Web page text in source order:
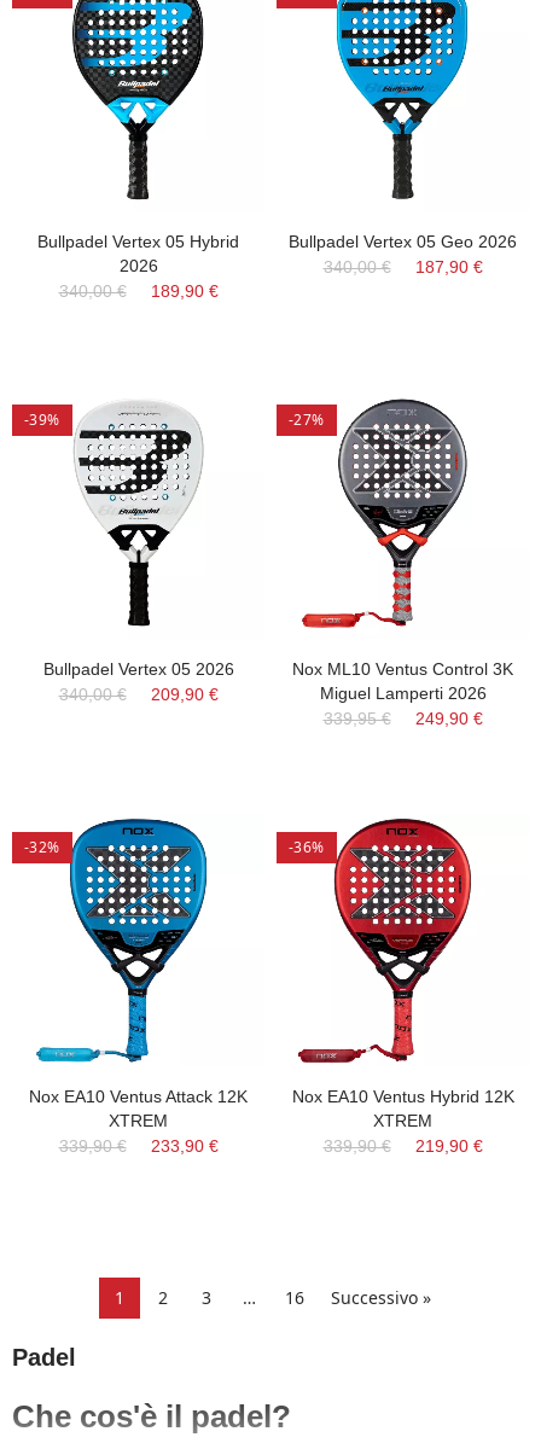
Bullpadel Vertex 05 Hybrid
2026
340,00 €
189,90 €
Bullpadel Vertex 05 Geo 2026
340,00 €
187,90 €
-39%
Bullpadel Vertex 05 2026
340,00 €
209,90 €
-27%
Nox ML10 Ventus Control 3K
Miguel Lamperti 2026
339,95 €
249,90 €
-32%
Nox EA10 Ventus Attack 12K
XTREM
339,90 €
233,90 €
-36%
Nox EA10 Ventus Hybrid 12K
XTREM
339,90 €
219,90 €
1 2 3 … 16 Successivo »
Padel
Che cos'è il padel?